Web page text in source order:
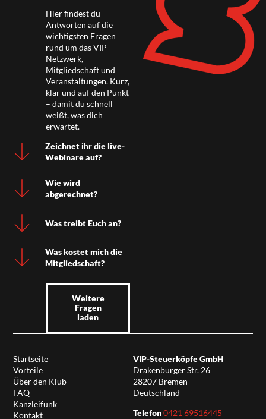
Hier findest du
Antworten auf die
wichtigsten Fragen
rund um das VIP-
Netzwerk,
Mitgliedschaft und
Veranstaltungen. Kurz,
klar und auf den Punkt
– damit du schnell
weißt, was dich
erwartet.
Zeichnet ihr die live-
Webinare auf?
Wie wird
abgerechnet?
Was treibt Euch an?
Was kostet mich die
Mitgliedschaft?
Weitere
Fragen
laden
Startseite
Vorteile
Über den Klub
FAQ
Kanzleifunk
Kontakt
VIP-Steuerköpfe GmbH
Drakenburger Str. 26
28207 Bremen
Deutschland
Telefon0421 69516445